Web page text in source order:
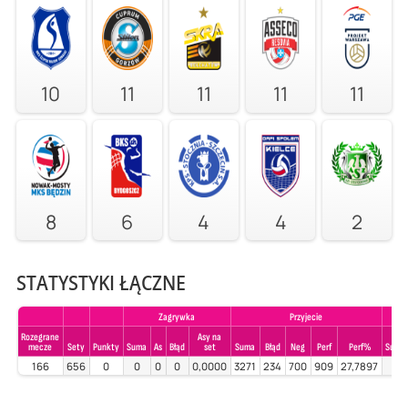
10 11 11 11 11
8 6 4 4 2
STATYSTYKI ŁĄCZNE
Zagrywka
Przyjecie
Rozegrane
mecze
Sety Punkty Suma As Błąd
Asy na
set
Suma Błąd Neg Perf Perf% Suma
166 656 0 0 0 0 0,0000 3271 234 700 909 27,7897